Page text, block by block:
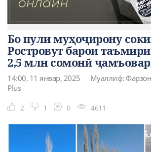
Бо пули муҳоҷирону
Ростровут барои
2,5 млн сомонӣ
14:00, 11 январ, 2025
Муаллиф:
Plus
2 1 0 4611